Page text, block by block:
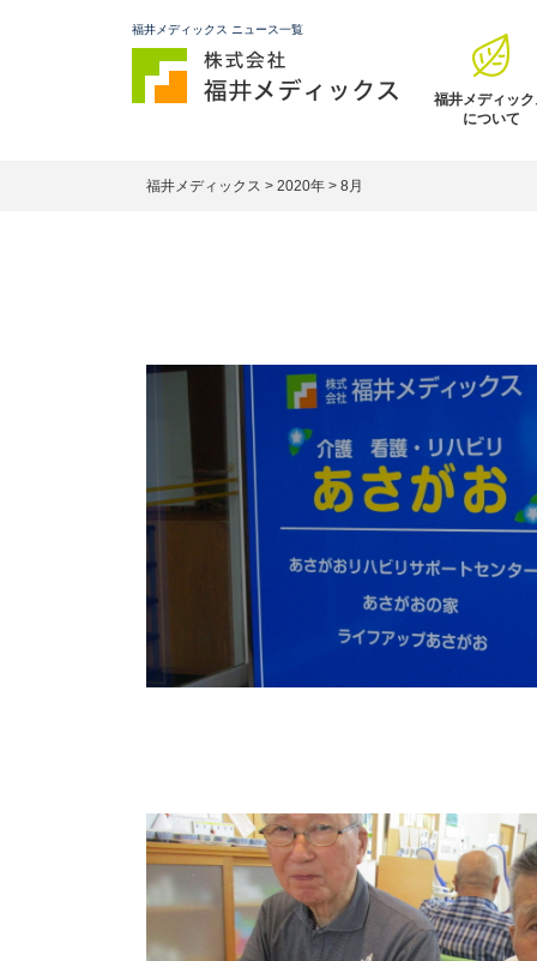
福井メディックス ニュース一覧
福井メディック
について
福井メディックス > 2020年 > 8月